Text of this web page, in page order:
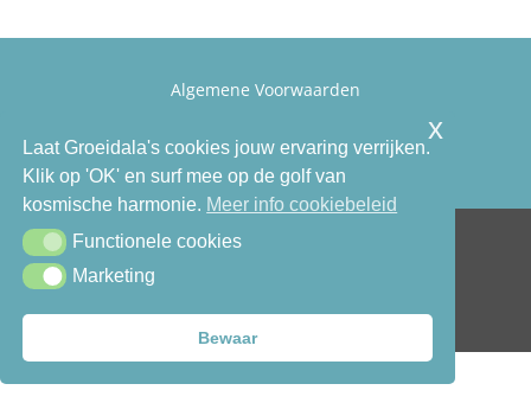
Algemene Voorwaarden
Contact
© 2026 • Groeidala ® All Rights Reserved •
Antwerpsedreef 119, 2980 Zoersel • BTW BE
Laat Groeidala's cookies jouw ervaring verrijken.
Klik op 'OK' en surf mee op de golf van
kosmische harmonie. Meer info cookiebeleid
Functionele cookies
Functionele cookies
MarketingMarketing
Bewaar
x